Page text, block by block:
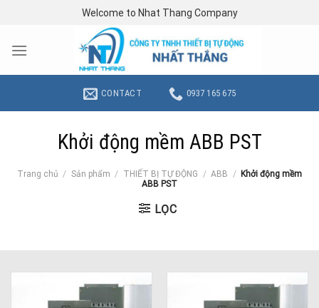
content
Welcome to Nhat Thang Company
CONTACT 0937 165 675
Khởi động mềm ABB PST
Trang chủ / Sản phẩm / THIẾT BỊ TỰ ĐỘNG / ABB / Khởi động mềm
ABB PST
LỌC